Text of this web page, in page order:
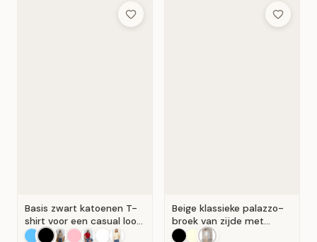
Add to Wish List
Basis zwart katoenen T-
shirt voor een casual look.
Zwart.
Add to
Beige klassieke palazzo-
broek van zijde met
plooien . Beige .